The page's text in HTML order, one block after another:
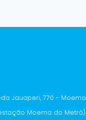
Jauaperi, 770 - Moema
Moema do Metrô)